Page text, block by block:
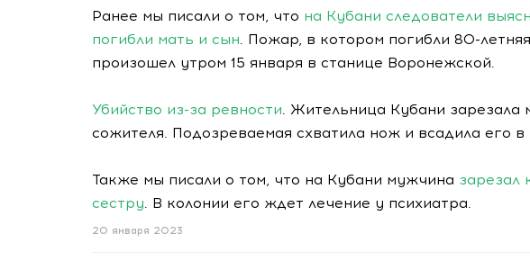
Ранее мы писали о том, что на Кубани следователи
погибли мать и сын. Пожар, в котором погибли 80-
произошел утром 15 января в станице Воронежской.
Убийство из-за ревности. Жительница Кубани зарезала
сожителя. Подозреваемая схватила нож и всадила его
Также мы писали о том, что на Кубани мужчина зарезал
сестру. В колонии его ждет лечение у психиатра.
20 января 2023